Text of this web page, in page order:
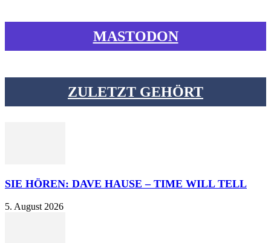
MASTODON
ZULETZT GEHÖRT
SIE HÖREN: DAVE HAUSE – TIME WILL TELL
5. August 2026